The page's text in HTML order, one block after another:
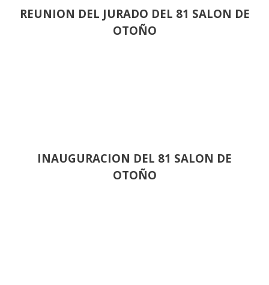
REUNION DEL JURADO DEL 81 SALON DE
OTOÑO
INAUGURACION DEL 81 SALON DE
OTOÑO